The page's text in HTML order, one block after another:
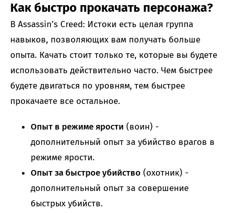
Как быстро прокачать персонажа?
В Assassin’s Creed: Истоки есть целая группа
навыков, позволяющих вам получать больше
опыта. Качать стоит только те, которые вы будете
использовать действительно часто. Чем быстрее
будете двигаться по уровням, тем быстрее
прокачаете все остальное.
Опыт в режиме ярости (воин) -
дополнительный опыт за убийство врагов в
режиме ярости.
Опыт за быстрое убийство (охотник) -
дополнительный опыт за совершение
быстрых убийств.